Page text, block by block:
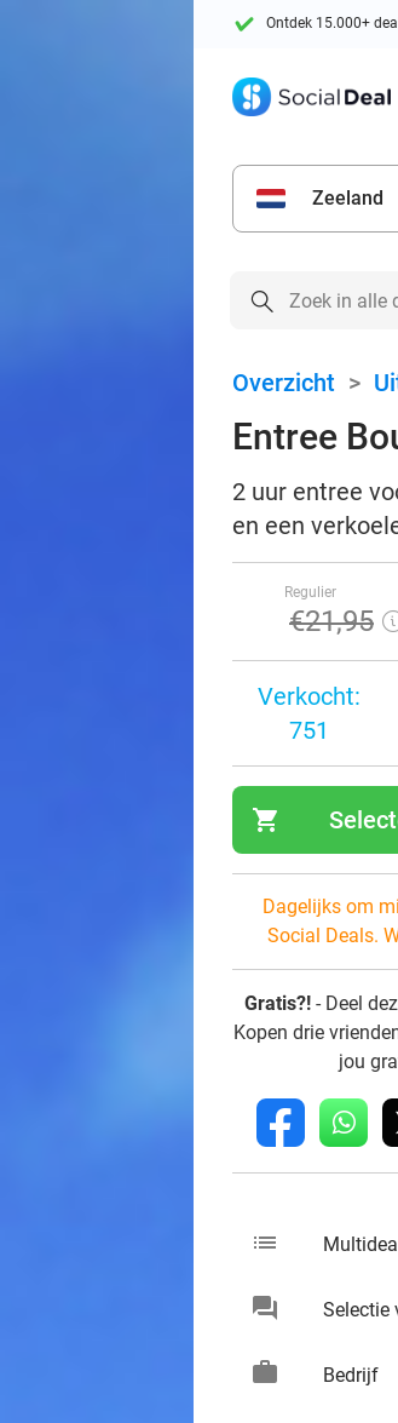
Ontdek 15.000+
Zeeland
Overzicht >
Entree
2 uur entree
en een
Regulier
€21,95
Verkocht:
751
shopping_cart
Dagelijks om
Social Deals.
Gratis?! - Deel
Kopen drie
jou
fb whatsapp
list
chat Selectie
work Bedrijf